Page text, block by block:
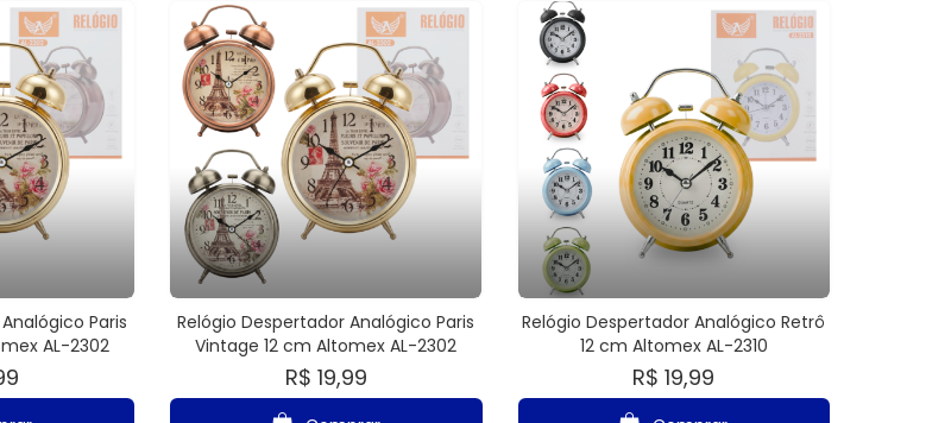
Paris
AL-2302
Relógio Despertador Analógico Paris
Vintage 12 cm Altomex AL-2302
R$ 19,99
Relógio Despertador Analógico Retrô
12 cm Altomex AL-2310
R$ 19,99